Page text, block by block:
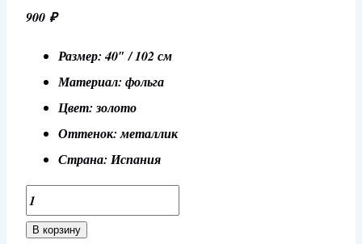
900 ₽
Размер: 40″ / 102 см
Материал: фольга
Цвет: золото
Оттенок: металлик
Страна: Испания
Количество
товара
В корзину